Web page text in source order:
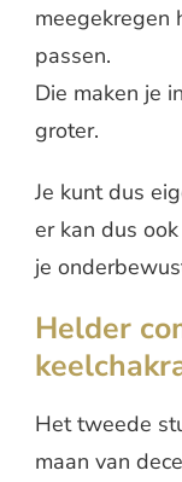
meegekregen
passen.
Die maken je
groter.
Je kunt dus
er kan dus
je
Helder
Het tweede
maan van